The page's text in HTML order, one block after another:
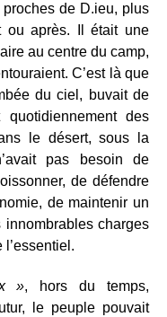
proches de D.ieu, plus
ou après. Il était une
au centre du camp,
C’est là que
du ciel, buvait de
des
le désert, sous la
pas besoin de
de défendre
de maintenir un
charges
l’essentiel.
», hors du temps,
le peuple pouvait